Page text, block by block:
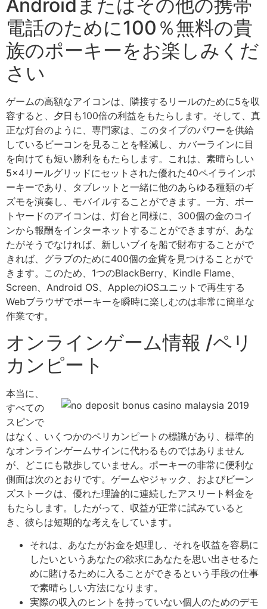
Androidまたはその他の携帯
電話のために100％無料の貴
族のポーキーをお楽しみくだ
さい
ゲームの高額なアイコンは、隣接するリールのために5を収
容すると、夕日も100倍の利益をもたらします。そして、真
正な灯台のように、専門家は、このタイプのパワーを供給
しているビーコンを見ることを軽減し、カバーラインに目
を向けても短い勝利をもたらします。これは、素晴らしい
5×4リールグリッドにセットされた優れた40ペイラインポ
ーキーであり、タブレットと一緒に他のあらゆる種類のギ
ズモを演奏し、モバイルすることができます。一方、ボー
トヤードのアイコンは、灯台と同様に、300個の金のコイ
ンから報酬をインターネットすることができますが、あな
たがそうでなければ、新しいブイを船で財布することがで
きれば、グラブのために400個の金貨を見つけることがで
きます。このため、1つのBlackBerry、Kindle Flame、
Screen、Android OS、AppleのiOSユニットで再生する
Webブラウザでポーキーを瞬時に楽しむのは非常に簡単な
作業です。
オンラインゲーム情報 /ペリ
カンピート
本当に、
すべての
スピンで
はなく、いくつかのペリカンピートの標識があり、標準的
なオンラインゲームサインに代わるものではありません
が、どこにも散歩していません。ポーキーの非常に便利な
側面は次のとおりです。ゲームやジャック、およびビーン
ズストークは、優れた理論的に連続したアスリート料金を
もたらします。したがって、収益が正常に試みていると
き、彼らは短期的な考えをしています。
それは、あなたがお金を処理し、それを収益を容易に
したいというあなたの欲求にあなたを思い出させるた
めに賭けるために入ることができるという手段の仕事
で素晴らしい方法になります。
実際の収入のヒントを持っていない個人のためのデモ